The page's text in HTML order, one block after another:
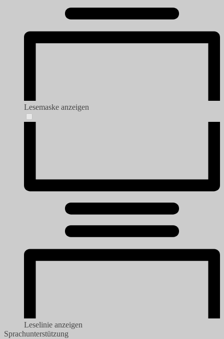
Lesemaske anzeigen
Leselinie anzeigen
Sprachunterstützung